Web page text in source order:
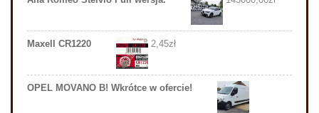
Maxell CR1220 2,45zł
OPEL MOVANO B! Wkrótce w ofercie!